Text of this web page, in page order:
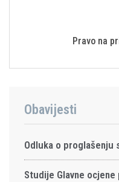
Pravo na
Obavijesti
Odluka o proglašenju
Studije Glavne